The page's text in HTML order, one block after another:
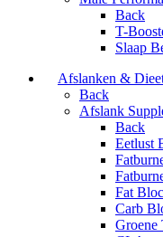
Back
T-
Slaap
Afslanken &
Back
Afslank
Back
Eetlust
Fat
Carb
Groene